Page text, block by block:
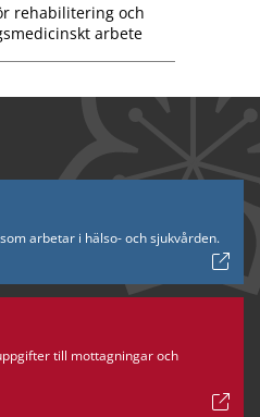
rehabilitering och
arbete
arbetar i hälso- och sjukvården.
till mottagningar och